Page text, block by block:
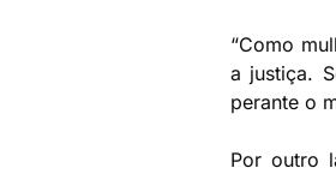
“Como
a justiça.
perante o
Por outro